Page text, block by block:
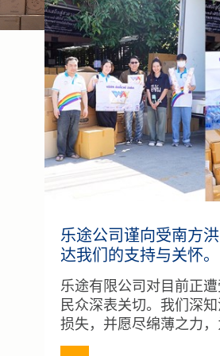
乐途公司谨向受南方
达我们的支持与关怀。
乐途有限公司对目前正
民众深表关切。我们深
损失，并愿尽绵薄之力
危机中的痛苦贡献一份力